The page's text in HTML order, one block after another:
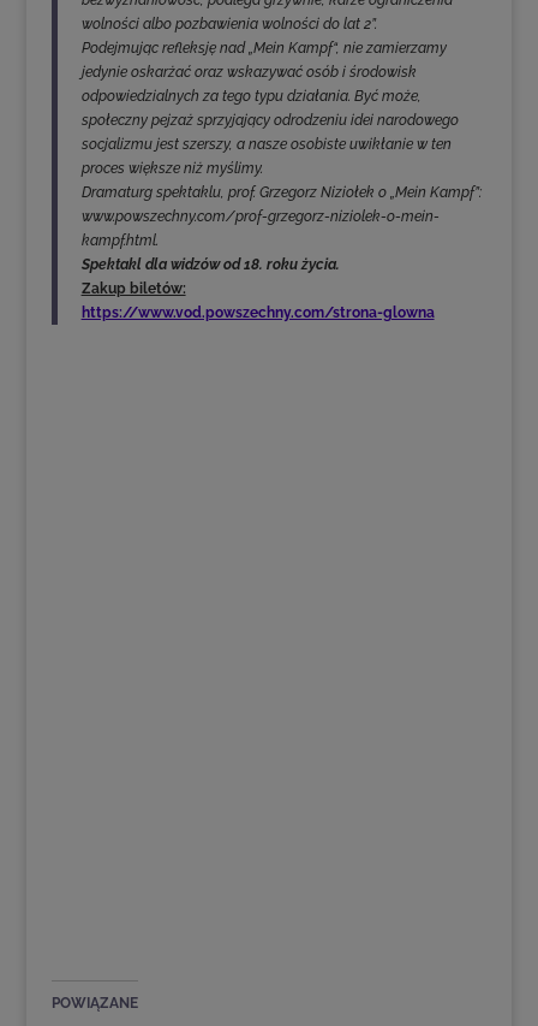
wolności albo pozbawienia wolności do lat 2”.
Podejmując refleksję nad „Mein Kampf“, nie zamierzamy
jedynie oskarżać oraz wskazywać osób i środowisk
odpowiedzialnych za tego typu działania. Być może,
społeczny pejzaż sprzyjający odrodzeniu idei narodowego
socjalizmu jest szerszy, a nasze osobiste uwikłanie w ten
proces większe niż myślimy.
Dramaturg spektaklu, prof. Grzegorz Niziołek o „Mein Kampf”:
www.powszechny.com/prof-grzegorz-niziolek-o-mein-
kampf.html.
Spektakl dla widzów od 18. roku życia.
Zakup biletów:
https://www.vod.powszechny.com/strona-glowna
POWIĄZANE